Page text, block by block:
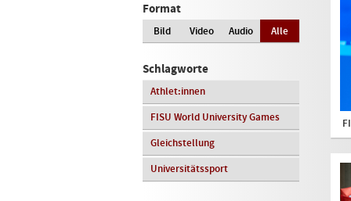
Format
Bild Video Audio Alle
Schlagworte
Athlet:innen
FISU World University Games
Gleichstellung
Universitätssport